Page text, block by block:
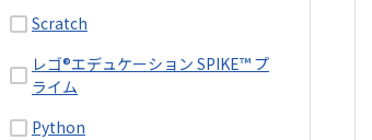
Scratch
レゴ®エデュケーション SPIKE™ プ
ライム
Python